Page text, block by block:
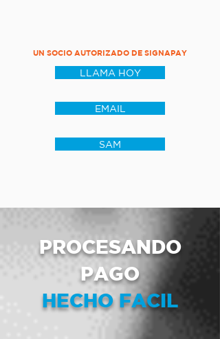
UN SOCIO AUTORIZADO DE SIGNAPAY
LLAMA HOY
EMAIL
SAM
PROCESANDO
PAGO
HECHO FACIL